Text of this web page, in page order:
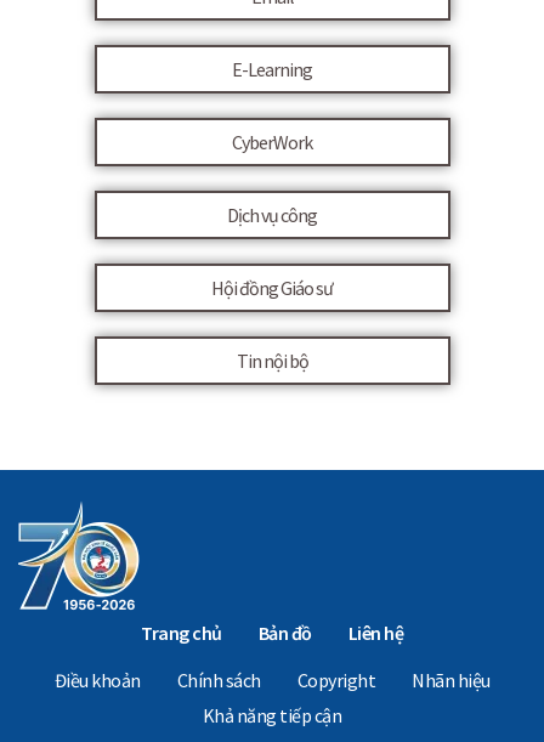
E-Learning
CyberWork
Dịch vụ công
Hội đồng Giáo sư
Tin nội bộ
Trang chủ Bản đồ
Liên hệ
Điều khoản
Chính sách Copyright
Nhãn hiệu
Khả năng tiếp cận